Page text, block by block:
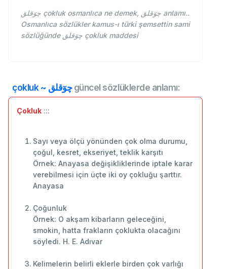
چوٓقلق çokluk osmanlıca ne demek, چوٓقلق anlamı..
Osmanlıca sözlükler kamus-ı türki şemsettin sami
sözlüğünde چوٓقلق çokluk maddesi
çokluk ~ چوٓقلقgüncel sözlüklerde anlamı:
Çokluk :::
Sayı veya ölçü yönünden çok olma durumu,
çoğul, kesret, ekseriyet, teklik karşıtı
Örnek: Anayasa değişikliklerinde iptale karar
verebilmesi için üçte iki oy çokluğu şarttır.
Anayasa
Çoğunluk
Örnek: O akşam kibarların geleceğini,
smokin, hatta frakların çoklukta olacağını
söyledi. H. E. Adıvar
Kelimelerin belirli eklerle birden çok varlığı